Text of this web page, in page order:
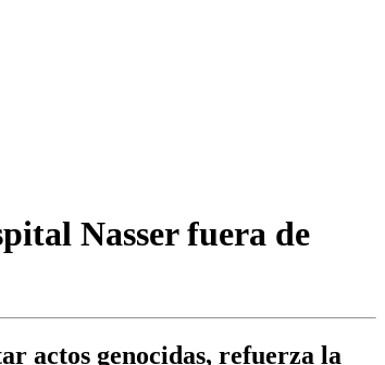
Nasser fuera de
actos genocidas, refuerza la